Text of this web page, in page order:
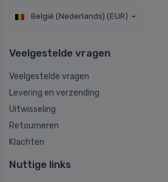
België (Nederlands) (EUR)
Veelgestelde vragen
Veelgestelde vragen
Levering en verzending
Uitwisseling
Retourneren
Klachten
Nuttige links